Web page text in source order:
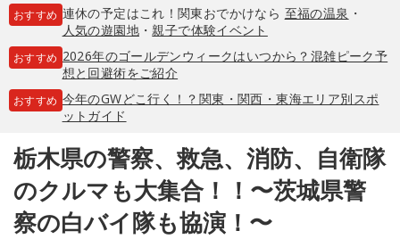
おすすめ 連休の予定はこれ！関東おでかけなら 至福の温泉 ・
人気の遊園地・親子で体験イベント
おすすめ 2026年のゴールデンウィークはいつから？混雑ピーク予
想と回避術をご紹介
おすすめ 今年のGWどこ行く！？関東・関西・東海エリア別スポ
ットガイド
栃木県の警察、救急、消防、自衛隊
のクルマも大集合！！〜茨城県警
察の白バイ隊も協演！〜